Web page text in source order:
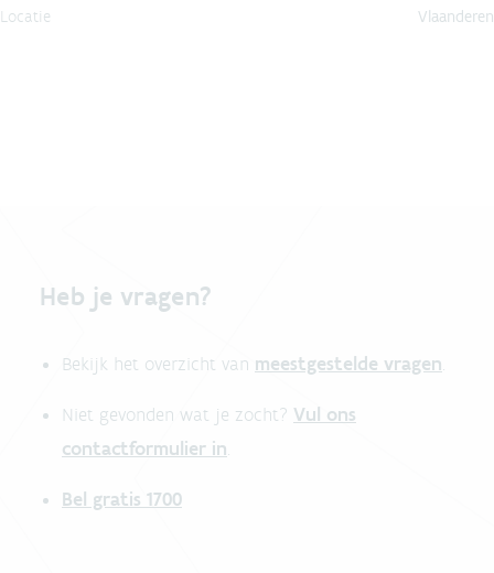
Locatie
Vlaanderen
Heb je vragen?
Bekijk het overzicht van meestgestelde vragen.
Niet gevonden wat je zocht? Vul ons
contactformulier in.
Bel gratis 1700